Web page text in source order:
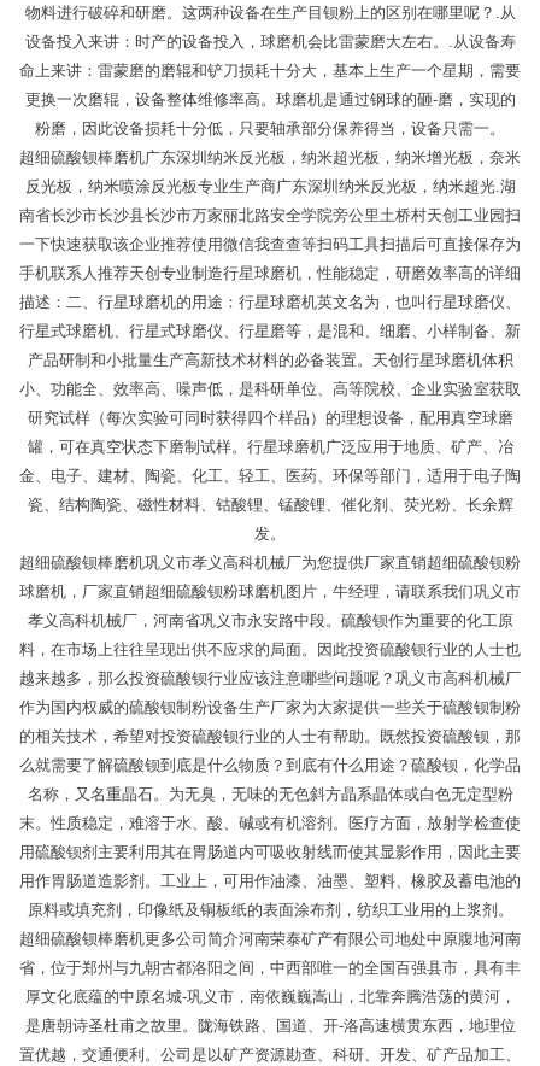
物料进行破碎和研磨。这两种设备在生产目钡粉上的区别在哪里呢？.从
设备投入来讲：时产的设备投入，球磨机会比雷蒙磨大左右。.从设备寿
命上来讲：雷蒙磨的磨辊和铲刀损耗十分大，基本上生产一个星期，需要
更换一次磨辊，设备整体维修率高。球磨机是通过钢球的砸-磨，实现的
粉磨，因此设备损耗十分低，只要轴承部分保养得当，设备只需一。
超细硫酸钡棒磨机广东深圳纳米反光板，纳米超光板，纳米增光板，奈米
反光板，纳米喷涂反光板专业生产商广东深圳纳米反光板，纳米超光.湖
南省长沙市长沙县长沙市万家丽北路安全学院旁公里土桥村天创工业园扫
一下快速获取该企业推荐使用微信我查查等扫码工具扫描后可直接保存为
手机联系人推荐天创专业制造行星球磨机，性能稳定，研磨效率高的详细
描述：二、行星球磨机的用途：行星球磨机英文名为，也叫行星球磨仪、
行星式球磨机、行星式球磨仪、行星磨等，是混和、细磨、小样制备、新
产品研制和小批量生产高新技术材料的必备装置。天创行星球磨机体积
小、功能全、效率高、噪声低，是科研单位、高等院校、企业实验室获取
研究试样（每次实验可同时获得四个样品）的理想设备，配用真空球磨
罐，可在真空状态下磨制试样。行星球磨机广泛应用于地质、矿产、冶
金、电子、建材、陶瓷、化工、轻工、医药、环保等部门，适用于电子陶
瓷、结构陶瓷、磁性材料、钴酸锂、锰酸锂、催化剂、荧光粉、长余辉
发。
超细硫酸钡棒磨机巩义市孝义高科机械厂为您提供厂家直销超细硫酸钡粉
球磨机，厂家直销超细硫酸钡粉球磨机图片，牛经理，请联系我们巩义市
孝义高科机械厂，河南省巩义市永安路中段。硫酸钡作为重要的化工原
料，在市场上往往呈现出供不应求的局面。因此投资硫酸钡行业的人士也
越来越多，那么投资硫酸钡行业应该注意哪些问题呢？巩义市高科机械厂
作为国内权威的硫酸钡制粉设备生产厂家为大家提供一些关于硫酸钡制粉
的相关技术，希望对投资硫酸钡行业的人士有帮助。既然投资硫酸钡，那
么就需要了解硫酸钡到底是什么物质？到底有什么用途？硫酸钡，化学品
名称，又名重晶石。为无臭，无味的无色斜方晶系晶体或白色无定型粉
末。性质稳定，难溶于水、酸、碱或有机溶剂。医疗方面，放射学检查使
用硫酸钡剂主要利用其在胃肠道内可吸收射线而使其显影作用，因此主要
用作胃肠道造影剂。工业上，可用作油漆、油墨、塑料、橡胶及蓄电池的
原料或填充剂，印像纸及铜板纸的表面涂布剂，纺织工业用的上浆剂。
超细硫酸钡棒磨机更多公司简介河南荣泰矿产有限公司地处中原腹地河南
省，位于郑州与九朝古都洛阳之间，中西部唯一的全国百强县市，具有丰
厚文化底蕴的中原名城-巩义市，南依巍巍嵩山，北靠奔腾浩荡的黄河，
是唐朝诗圣杜甫之故里。陇海铁路、国道、开-洛高速横贯东西，地理位
置优越，交通便利。公司是以矿产资源勘查、科研、开发、矿产品加工、